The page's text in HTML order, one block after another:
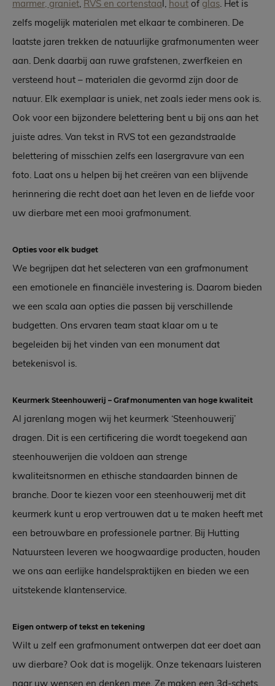
marmer, graniet, RVS en cortenstaa l, hout of glas. Het is
zelfs mogelijk materialen met elkaar te combineren. De
laatste jaren trekken de natuurlijke grafmonumenten weer
aan. Denk daarbij aan ruwe grafstenen, zwerfkeien en
versteend hout – materialen die gevormd zijn door de
natuur. Elk exemplaar is uniek, net zoals ieder mens ook is.
Ook voor een bijzondere belettering bent u bij ons aan het
juiste adres. Van tekst in RVS tot een gezandstraalde
belettering of misschien zelfs een lasergravure van een
foto. Laat ons u helpen bij het creëren van een blijvende
herinnering die recht doet aan het leven en de liefde voor
uw dierbare met een mooi grafmonument.
Opties voor elk budget
We begrijpen dat het selecteren van een grafmonument
een emotionele en financiële investering is. Daarom bieden
we een scala aan opties die passen bij verschillende
budgetten. Ons ervaren team staat klaar om u te
begeleiden bij het vinden van een monument dat
betekenisvol is.
Keurmerk Steenhouwerij – Grafmonumenten van hoge kwaliteit
Al jarenlang mogen wij het keurmerk ‘Steenhouwerij’
dragen. Dit is een certificering die wordt toegekend aan
steenhouwerijen die voldoen aan strenge
kwaliteitsnormen en ethische standaarden binnen de
branche. Door te kiezen voor een steenhouwerij met dit
keurmerk kunt u erop vertrouwen dat u te maken heeft met
een betrouwbare en professionele partner. Bij Hutting
Natuursteen leveren we hoogwaardige producten, houden
we ons aan eerlijke handelspraktijken en bieden we een
uitstekende klantenservice.
Eigen ontwerp of tekst en tekening
Wilt u zelf een grafmonument ontwerpen dat eer doet aan
uw dierbare? Ook dat is mogelijk. Onze tekenaars luisteren
naar uw wensen en denken mee. Ze maken een 3d-schets,